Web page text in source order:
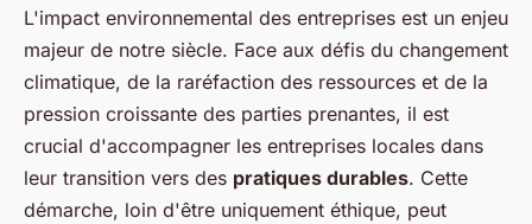
Quelles stratégies pour
encourager les entreprises
locales à adopter des pratiques
durables ?
Emma •
L'impact environnemental des entreprises est un enjeu
majeur de notre siècle. Face aux défis du changement
climatique, de la raréfaction des ressources et de la
pression croissante des parties prenantes, il est
crucial d'accompagner les entreprises locales dans
leur transition vers des pratiques durables. Cette
démarche, loin d'être uniquement éthique, peut